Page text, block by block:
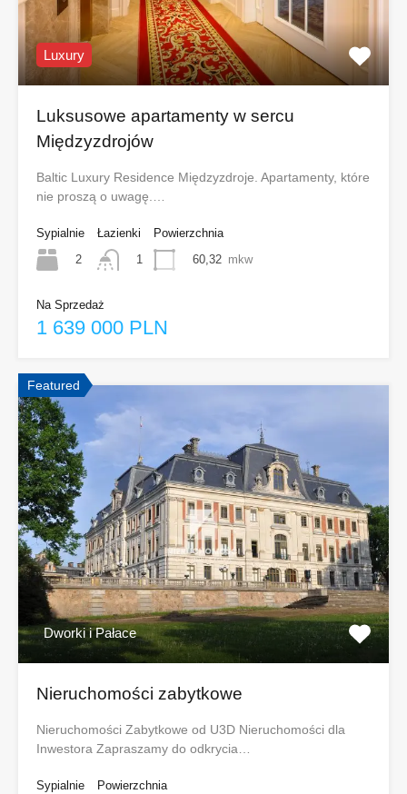
Luxury
Luksusowe apartamenty w sercu
Międzyzdrojów
Baltic Luxury Residence Międzyzdroje. Apartamenty, które
nie proszą o uwagę.…
Sypialnie
2
Łazienki
1
Powierzchnia
60,32 mkw
Na Sprzedaż
1 639 000 PLN
Featured
Dworki i Pałace
Nieruchomości zabytkowe
Nieruchomości Zabytkowe od U3D Nieruchomości dla
Inwestora Zapraszamy do odkrycia…
Sypialnie
Powierzchnia